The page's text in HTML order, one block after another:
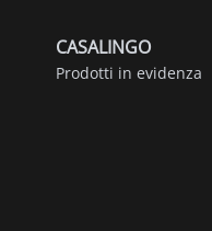
CASALINGO
Prodotti in evidenza